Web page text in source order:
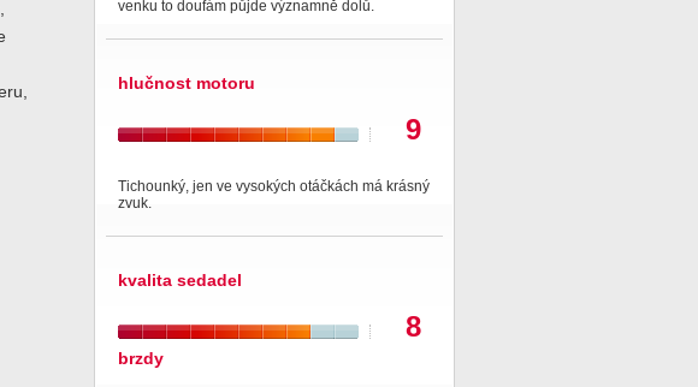
venku to doufám půjde významně dolů.
hlučnost motoru
9
Tichounký, jen ve vysokých otáčkách má krásný
zvuk.
kvalita sedadel
8
brzdy